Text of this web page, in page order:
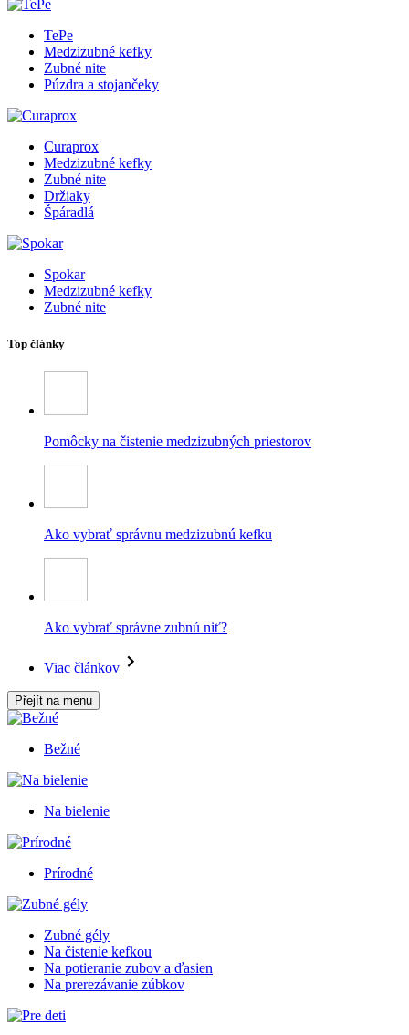
TePe
Medzizubné kefky
Zubné nite
Púzdra a stojančeky
Curaprox
Medzizubné kefky
Zubné nite
Držiaky
Špáradlá
Spokar
Medzizubné kefky
Zubné nite
Top články
Pomôcky na čistenie medzizubných priestorov
Ako vybrať správnu medzizubnú kefku
Ako vybrať správne zubnú niť?
Viac článkov
Přejít na menu
Bežné
Na bielenie
Prírodné
Zubné gély
Na čistenie kefkou
Na potieranie zubov a ďasien
Na prerezávanie zúbkov